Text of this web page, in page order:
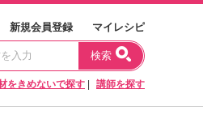
新規会員登録 マイレシピ
検索
をきめないで探す 講師を探す